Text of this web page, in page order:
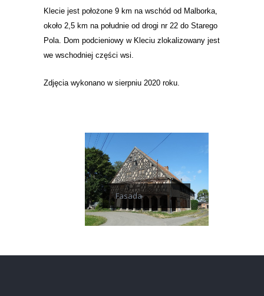
Klecie jest położone 9 km na wschód od Malborka,
około 2,5 km na południe od drogi nr 22 do Starego
Pola. Dom podcieniowy w Kleciu zlokalizowany jest
we wschodniej części wsi.
Zdjęcia wykonano w sierpniu 2020 roku.
Fasada